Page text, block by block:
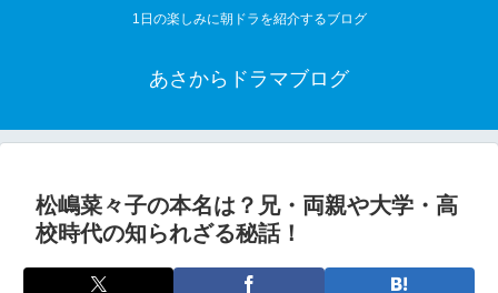
1日の楽しみに朝ドラを紹介するブログ
あさからドラマブログ
松嶋菜々子の本名は？兄・両親や大学・高
校時代の知られざる秘話！